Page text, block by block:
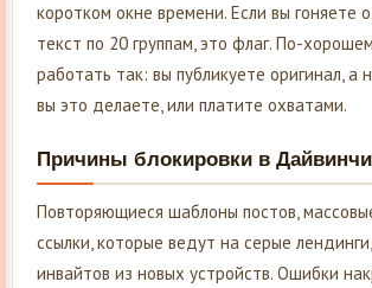
коротком окне времени. Если вы гоняете
текст по 20 группам, это флаг. По-
работать так: вы публикуете оригинал, а
вы это делаете, или платите охватами.
Причины блокировки в
Повторяющиеся шаблоны постов,
ссылки, которые ведут на серые
инвайтов из новых устройств. Ошибки